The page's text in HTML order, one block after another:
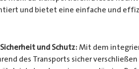
und bietet eine einfache und
Sicherheit und Schutz: Mit dem
des Transports sicher